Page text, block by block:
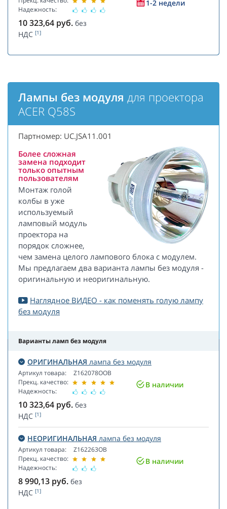
Надежность:
1-2 недели
10 323,64 руб. без
НДС [1]
Лампы без модуля для проектора
ACER Q58S
Партномер: UC.JSA11.001
Более сложная
замена подходит
только опытным
пользователям
Монтаж голой
колбы в уже
используемый
ламповый модуль
проектора на
порядок сложнее,
чем замена целого лампового блока с модулем.
Мы предлагаем два варианта лампы без модуля -
оригинальную и неоригинальную.
Наглядное ВИДЕО - как поменять голую лампу
без модуля
Варианты ламп без модуля
ОРИГИНАЛЬНАЯ лампа без модуля
Артикул товара:
Прекц. качество:
Надежность:
Z162078OOB
В наличии
10 323,64 руб. без
НДС [1]
НЕОРИГИНАЛЬНАЯ лампа без модуля
Артикул товара:
Прекц. качество:
Надежность:
Z162263OB
В наличии
8 990,13 руб. без
НДС [1]